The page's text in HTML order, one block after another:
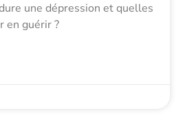
une dépression et quelles
en guérir ?